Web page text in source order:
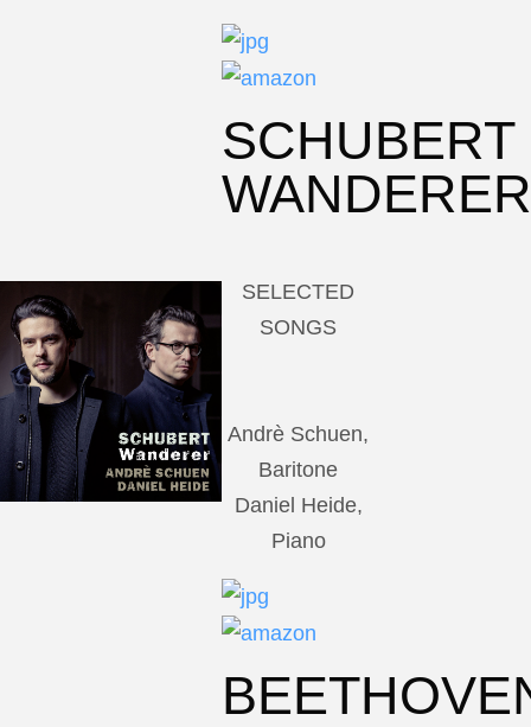
SCHUBERT
WANDERER
SELECTED
SONGS
Andrè Schuen,
Baritone
Daniel Heide,
Piano